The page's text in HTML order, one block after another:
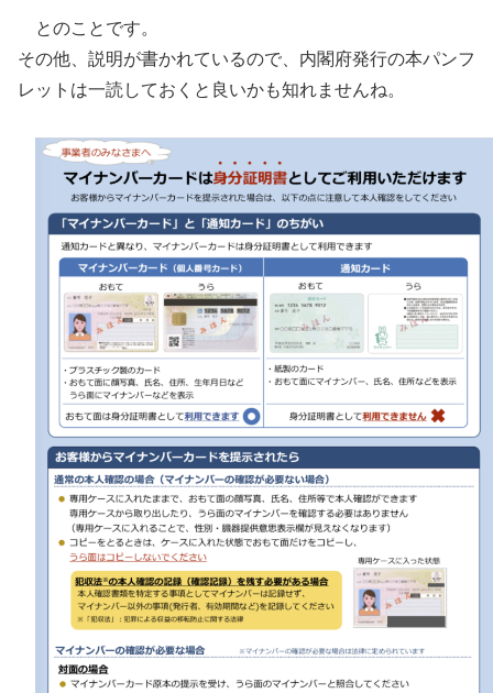
とのことです。
その他、説明が書かれているので、内閣府発行の本パンフ
レットは一読しておくと良いかも知れませんね。